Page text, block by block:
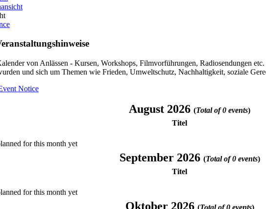
von Anlässen - Kursen, Workshops, Filmvorführungen, Radiosendungen
und sich um Themen wie Frieden, Umweltschutz, Nachhaltigkeit, soziale
Notice
August 2026 (Total of 0 events)
Titel
for this month yet
September 2026 (Total of 0 events)
Titel
for this month yet
Oktober 2026